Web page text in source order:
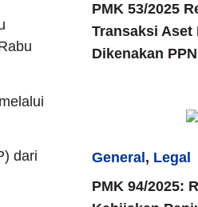
dari
PMK 53/2025
Transaksi
Dikenakan
General , Legal
PMK 94/2025: